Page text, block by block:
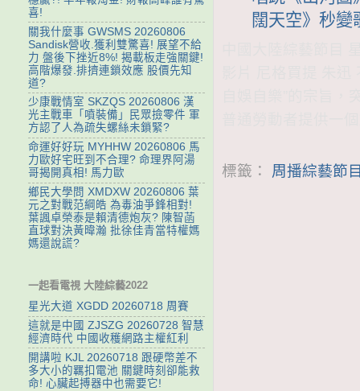
闊天空》秒
標籤： 周播綜藝節
喜!
關我什麼事 GWSMS 20260806
Sandisk營收.獲利雙驚喜! 展望不給
力 盤後下挫近8%! 揭載板走強關鍵!
高階爆發.排擠連鎖效應 股價先知
道?
少康戰情室 SKZQS 20260806 漢
光主戰車「噴裝備」民眾撿零件 軍
方認了人為疏失螺絲未鎖緊?
命運好好玩 MYHHW 20260806 馬
力歐好宅旺到不合理? 命理界阿湯
哥揭開真相! 馬力歐
鄉民大學問 XMDXW 20260806 葉
元之對戰范綱皓 為毒油爭鋒相對!
葉諷卓榮泰是賴清德炮灰? 陳智菡
直球對決黃暐瀚 批徐佳青當特權媽
媽還說謊?
一起看電視 大陸綜藝2022
星光大道 XGDD 20260718 周賽
這就是中國 ZJSZG 20260728 智慧
經濟時代 中國收穫網路主權紅利
開講啦 KJL 20260718 跟硬幣差不
多大小的羈扣電池 關鍵時刻卻能救
命! 心臟起搏器中也需要它!